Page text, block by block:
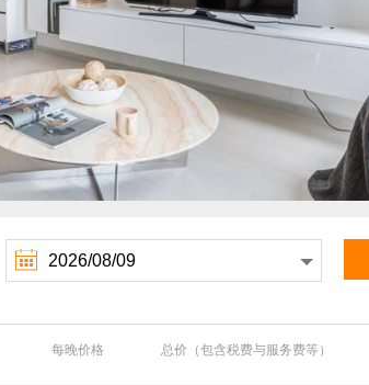

每晚价格 总价（包含税费与服务费等）